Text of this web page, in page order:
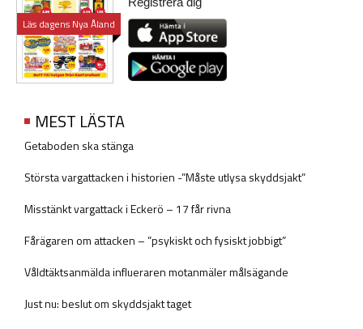
Läs dagens Nya Åland
MEST LÄSTA
Getaboden ska stänga
Största vargattacken i historien -”Måste utlysa skyddsjakt”
Misstänkt vargattack i Eckerö – 17 får rivna
Fårägaren om attacken – ”psykiskt och fysiskt jobbigt”
Våldtäktsanmälda influeraren motanmäler målsägande
Just nu: beslut om skyddsjakt taget